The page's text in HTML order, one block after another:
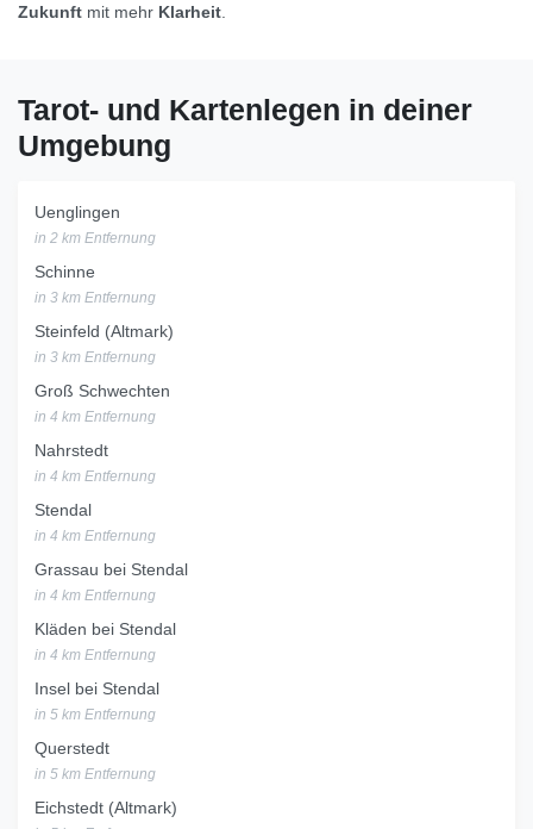
Zukunft mit mehr Klarheit
Tarot- und Kartenlegen in deiner
Umgebung
Uenglingen
in 2 km Entfernung
Schinne
in 3 km Entfernung
Steinfeld (Altmark)
in 3 km Entfernung
Groß Schwechten
in 4 km Entfernung
Nahrstedt
in 4 km Entfernung
Stendal
in 4 km Entfernung
Grassau bei Stendal
in 4 km Entfernung
Kläden bei Stendal
in 4 km Entfernung
Insel bei Stendal
in 5 km Entfernung
Querstedt
in 5 km Entfernung
Eichstedt (Altmark)